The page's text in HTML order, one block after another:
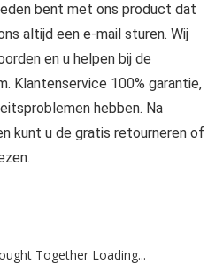
bent met ons product dat
altijd een e-mail sturen. Wij
en u helpen bij de
Klantenservice 100% garantie,
hebben. Na
kunt u de gratis retourneren of
Together Loading...